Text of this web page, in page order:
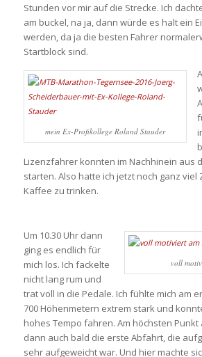
Stunden vor mir auf die Strecke. Ich
am buckel, na ja, dann würde es halt ein
werden, da ja die besten Fahrer
Startblock sind.
mein Ex-Profikollege Roland Stauder
Lizenzfahrer konnten im Nachhinein aus
starten. Also hatte ich jetzt noch ganz viel
Kaffee zu trinken.
voll
Um 10.30 Uhr dann
ging es endlich für
mich los. Ich fackelte
nicht lang rum und
trat voll in die Pedale. Ich fühlte mich am
700 Höhenmetern extrem stark und
hohes Tempo fahren. Am höchsten
dann auch bald die erste Abfahrt, die
sehr aufgeweicht war. Und hier machte